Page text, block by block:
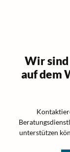
Wir
auf dem
unterstützen